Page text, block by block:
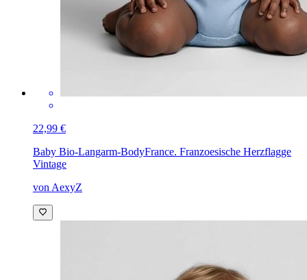
22,99 €
Baby Bio-Langarm-BodyFrance. Franzoesische Herzflagge
Vintage
von AexyZ